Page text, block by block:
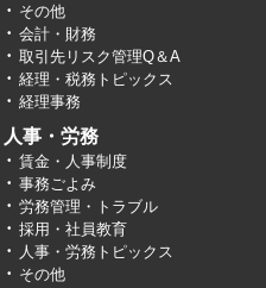
その他
会計・財務
取引先リスク管理Q＆A
経理・税務トピックス
経理事務
人事・労務
賃金・人事制度
事務ごよみ
労務管理・トラブル
採用・社員教育
人事・労務トピックス
その他